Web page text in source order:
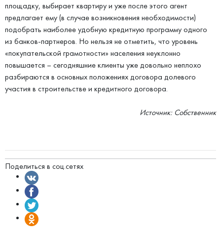
площадку, выбирает квартиру и уже после этого агент
предлагает ему (в случае возникновения необходимости)
подобрать наиболее удобную кредитную программу одного
из банков-партнеров. Но нельзя не отметить, что уровень
«покупательской грамотности» населения неуклонно
повышается – сегодняшние клиенты уже довольно неплохо
разбираются в основных положениях договора долевого
участия в строительстве и кредитного договора.
Источник: Собственник
Поделиться в соц.сетях